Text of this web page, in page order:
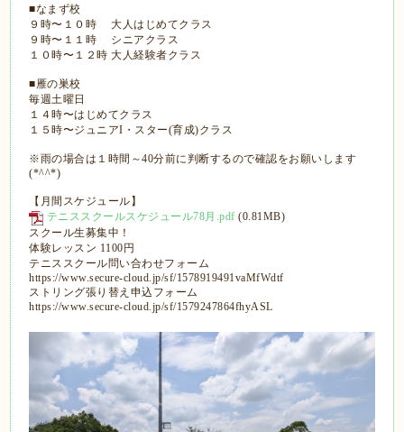
■なまず校
９時〜１０時 大人はじめてクラス
９時〜１１時 シニアクラス
１０時〜１２時 大人経験者クラス
■雁の巣校
毎週土曜日
１４時〜はじめてクラス
１５時〜ジュニアI・スター(育成)クラス
※雨の場合は１時間～40分前に判断するので確認をお願いします
(*^^*)
【月間スケジュール】
テニススクールスケジュール78月.pdf (0.81MB)
スクール生募集中！
体験レッスン 1100円
テニススクール問い合わせフォーム
https://www.secure-cloud.jp/sf/1578919491vaMfWdtf
ストリング張り替え申込フォーム
https://www.secure-cloud.jp/sf/1579247864fhyASL